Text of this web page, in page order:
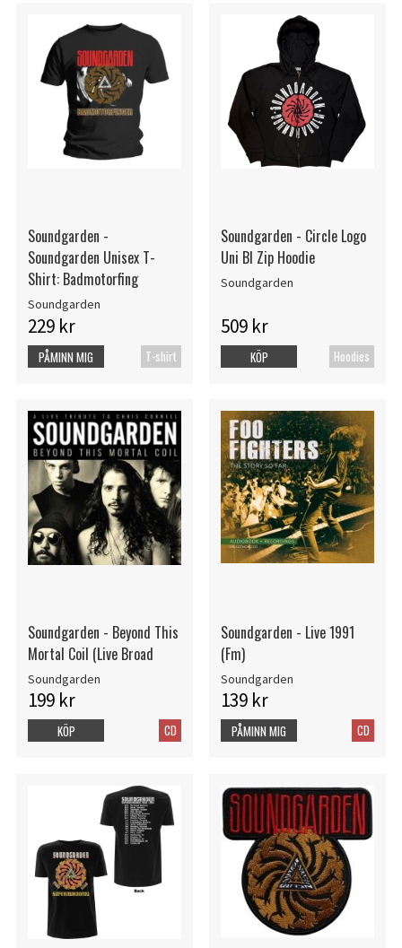
Soundgarden -
Soundgarden Unisex T-
Shirt: Badmotorfing
Soundgarden
229 kr
T-shirt
PÅMINN MIG
Soundgarden - Circle Logo
Uni Bl Zip Hoodie
Soundgarden
509 kr
Hoodies
KÖP
Soundgarden - Beyond This
Mortal Coil (Live Broad
Soundgarden
199 kr
CD
KÖP
Soundgarden - Live 1991
(Fm)
Soundgarden
139 kr
CD
PÅMINN MIG